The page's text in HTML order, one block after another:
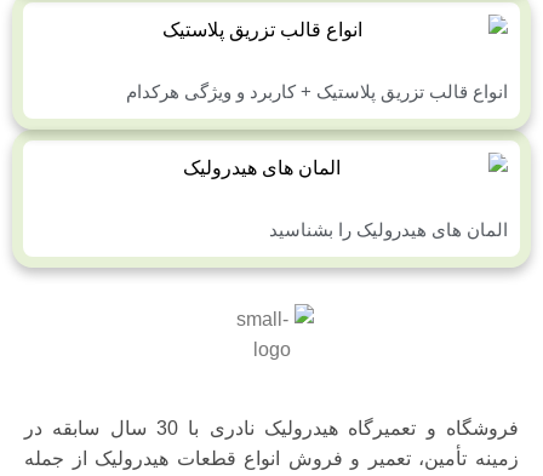
انواع قالب تزریق پلاستیک + کاربرد و ویژگی هرکدام
المان های هیدرولیک را بشناسید
فروشگاه و تعمیرگاه هیدرولیک نادری با 30 سال سابقه در
زمینه تأمین، تعمیر و فروش انواع قطعات هیدرولیک از جمله